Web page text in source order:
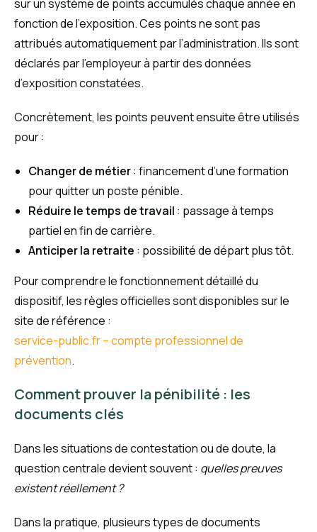
sur un système de points accumulés chaque année en
fonction de l’exposition. Ces points ne sont pas
attribués automatiquement par l’administration. Ils sont
déclarés par l’employeur à partir des données
d’exposition constatées.
Concrètement, les points peuvent ensuite être utilisés
pour :
Changer de métier: financement d’une formation
pour quitter un poste pénible.
Réduire le temps de travail : passage à temps
partiel en fin de carrière.
Anticiper la retraite : possibilité de départ plus tôt.
Pour comprendre le fonctionnement détaillé du
dispositif, les règles officielles sont disponibles sur le
site de référence :
service-public.fr – compte professionnel de
prévention.
Comment prouver la pénibilité : les
documents clés
Dans les situations de contestation ou de doute, la
question centrale devient souvent : quelles preuves
existent réellement ?
Dans la pratique, plusieurs types de documents